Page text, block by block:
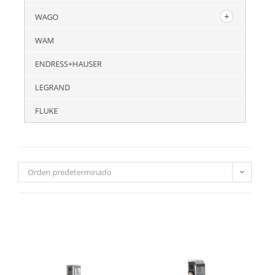
WAGO
WAM
ENDRESS+HAUSER
LEGRAND
FLUKE
Orden predeterminado